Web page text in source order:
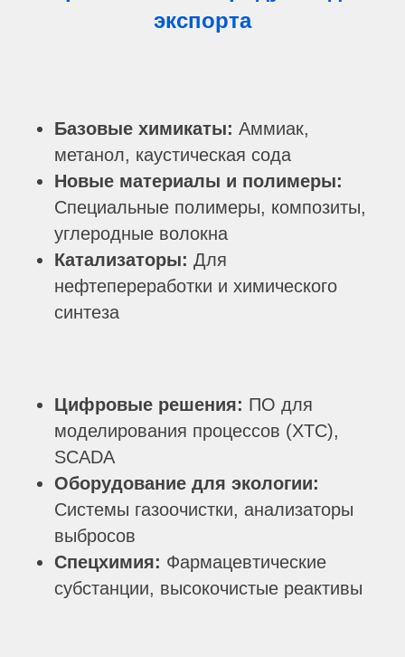
экспорта
Базовые химикаты: Аммиак,
метанол, каустическая сода
Новые материалы и полимеры:
Специальные полимеры, композиты,
углеродные волокна
Катализаторы: Для
нефтепереработки и химического
синтеза
Цифровые решения: ПО для
моделирования процессов (ХТС),
SCADA
Оборудование для экологии:
Системы газоочистки, анализаторы
выбросов
Спецхимия: Фармацевтические
субстанции, высокочистые реактивы